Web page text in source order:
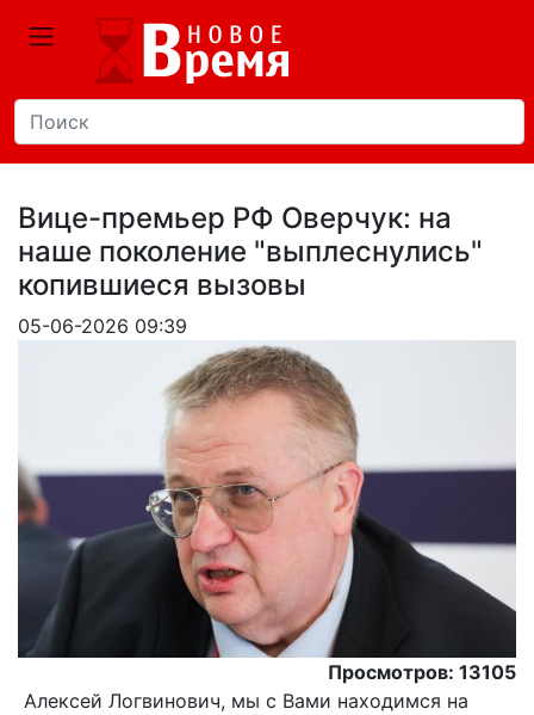
Вице-премьер РФ Оверчук: на
наше поколение "выплеснулись"
копившиеся вызовы
05-06-2026 09:39
Просмотров: 13105
Алексей Логвинович, мы с Вами находимся на